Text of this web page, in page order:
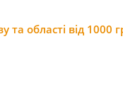
та області від 1000